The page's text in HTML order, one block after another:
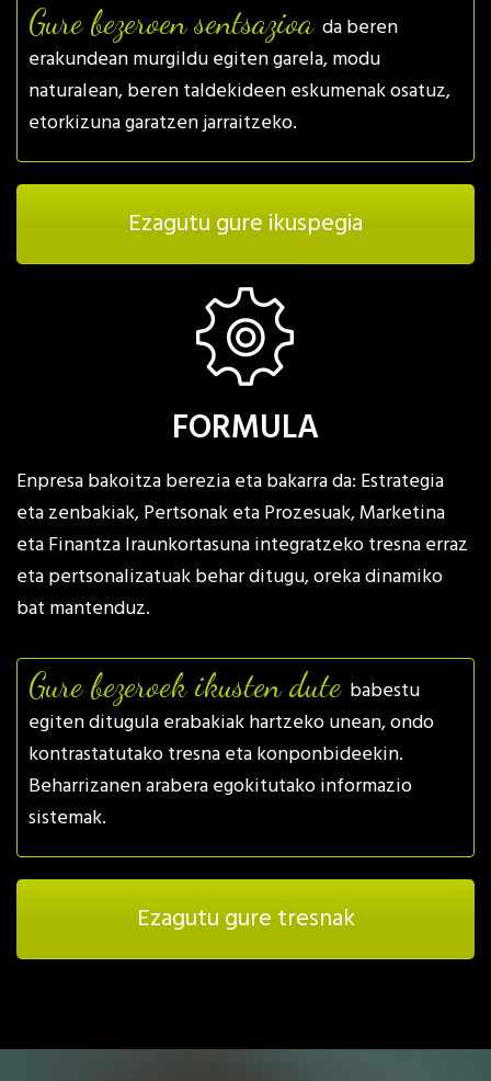
Gure bezeroen sentsazioa da beren
erakundean murgildu egiten garela, modu
naturalean, beren taldekideen eskumenak osatuz,
etorkizuna garatzen jarraitzeko.
Ezagutu gure ikuspegia
FORMULA
Enpresa bakoitza berezia eta bakarra da: Estrategia
eta zenbakiak, Pertsonak eta Prozesuak, Marketina
eta Finantza Iraunkortasuna integratzeko tresna erraz
eta pertsonalizatuak behar ditugu, oreka dinamiko
bat mantenduz.
Gure bezeroek ikusten dute babestu
egiten ditugula erabakiak hartzeko unean, ondo
kontrastatutako tresna eta konponbideekin.
Beharrizanen arabera egokitutako informazio
sistemak.
Ezagutu gure tresnak